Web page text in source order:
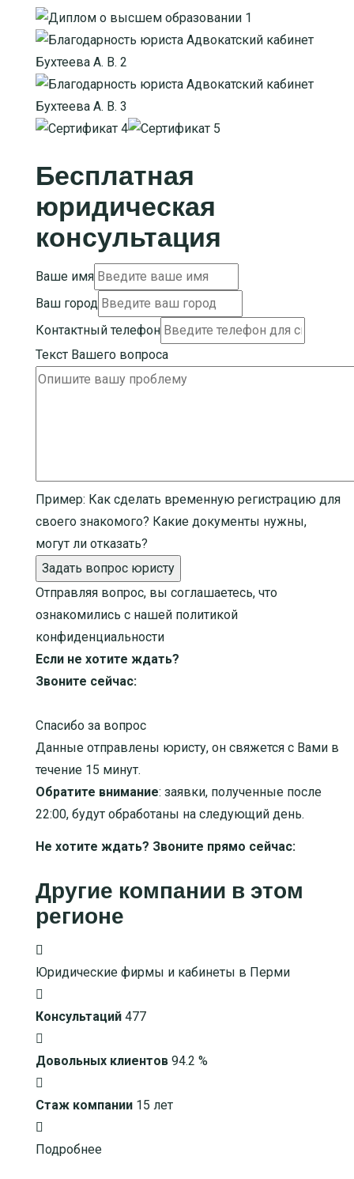
Бесплатная
юридическая
консультация
Ваше имя
Ваш город
Контактный телефон
Текст Вашего вопроса
Пример: Как сделать временную регистрацию для
своего знакомого? Какие документы нужны,
могут ли отказать?
Задать вопрос юристу
Отправляя вопрос, вы соглашаетесь, что
ознакомились с нашей политикой
конфиденциальности
Если не хотите ждать?
Звоните сейчас:
Спасибо за вопрос
Данные отправлены юристу, он свяжется с Вами в
течение 15 минут.
Обратите внимание: заявки, полученные после
22:00, будут обработаны на следующий день.
Не хотите ждать? Звоните прямо сейчас:
Другие компании в этом
регионе
Юридические фирмы и кабинеты в Перми
Консультаций 477
Довольных клиентов 94.2 %
Стаж компании 15 лет
Подробнее